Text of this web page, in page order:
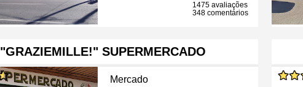
1475 avaliações
348 comentários
"GRAZIEMILLE!" SUPERMERCADO
Mercado